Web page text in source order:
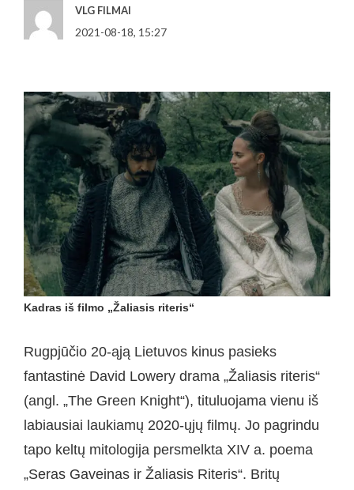
VLG FILMAI
2021-08-18, 15:27
Kadras iš filmo „Žaliasis riteris“
Rugpjūčio 20-ąją Lietuvos kinus pasieks
fantastinė David Lowery drama „Žaliasis riteris“
(angl. „The Green Knight“), tituluojama vienu iš
labiausiai laukiamų 2020-ųjų filmų. Jo pagrindu
tapo keltų mitologija persmelkta XIV a. poema
„Seras Gaveinas ir Žaliasis Riteris“. Britų